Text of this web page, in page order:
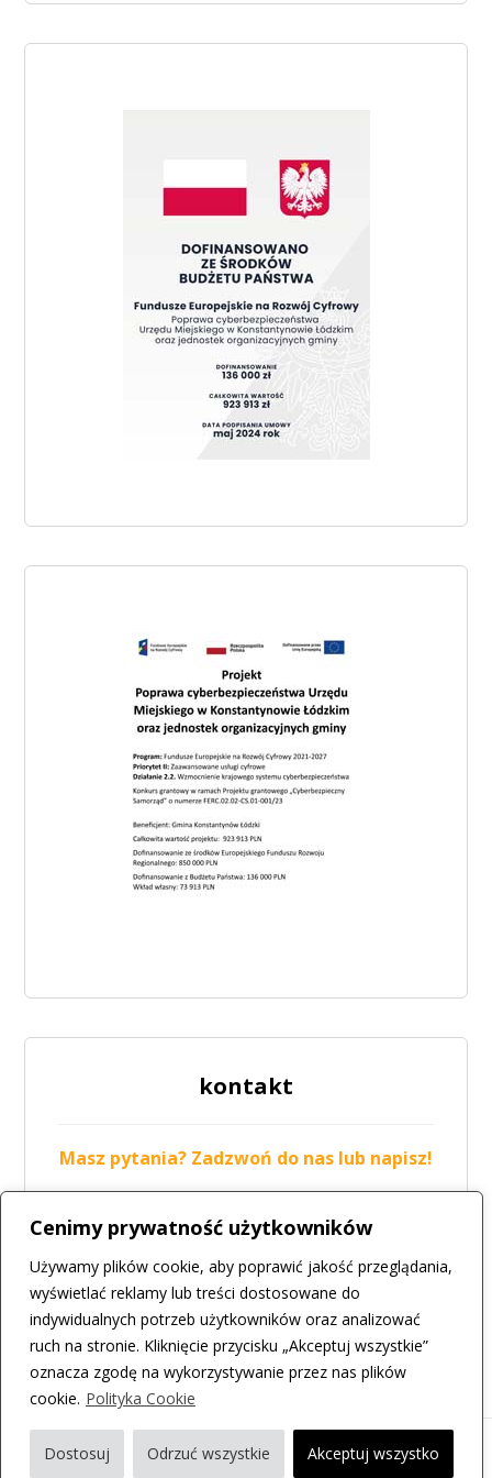
Cenimy prywatność użytkowników
Używamy plików cookie, aby poprawić jakość przeglądania,
wyświetlać reklamy lub treści dostosowane do
indywidualnych potrzeb użytkowników oraz analizować
ruch na stronie. Kliknięcie przycisku „Akceptuj wszystkie”
oznacza zgodę na wykorzystywanie przez nas plików
cookie. Polityka Cookie
Dostosuj Odrzuć wszystkie Akceptuj wszystko
kontakt
Masz pytania? Zadzwoń do nas lub napisz!
mail:
biuro@csir.konstantynow.pl
więcej
© All rights reserved. CSiR w Konstantynowie Łódzkim